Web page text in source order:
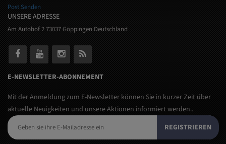
Post Senden
UNSERE ADRESSE
Am Autohof 2 73037 Göppingen Deutschland
E-NEWSLETTER-ABONNEMENT
Mit der Anmeldung zum E-Newsletter können Sie in kurzer Zeit über
aktuelle Neuigkeiten und unsere Aktionen informiert werden..
REGISTRIEREN